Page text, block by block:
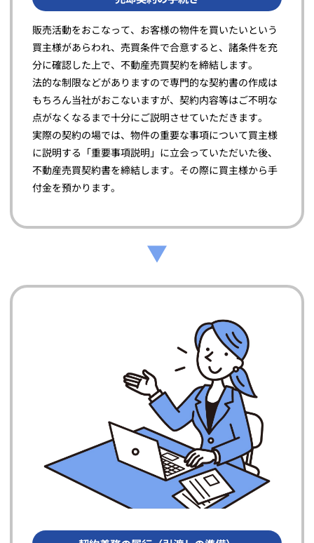
販売活動をおこなって、お客様の物件を買いたいという
買主様があらわれ、売買条件で合意すると、諸条件を充
分に確認した上で、不動産売買契約を締結します。
法的な制限などがありますので専門的な契約書の作成は
もちろん当社がおこないますが、契約内容等はご不明な
点がなくなるまで十分にご説明させていただきます。
実際の契約の場では、物件の重要な事項について買主様
に説明する「重要事項説明」に立会っていただいた後、
不動産売買契約書を締結します。その際に買主様から手
付金を預かります。